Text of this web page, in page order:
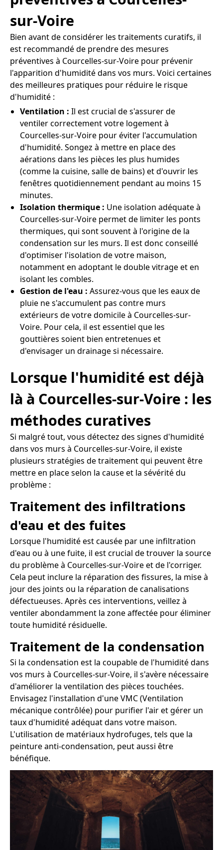
sur-Voire
Bien avant de considérer les traitements curatifs, il
est recommandé de prendre des mesures
préventives à Courcelles-sur-Voire pour prévenir
l'apparition d'humidité dans vos murs. Voici certaines
des meilleures pratiques pour réduire le risque
d'humidité :
Ventilation : Il est crucial de s'assurer de
ventiler correctement votre logement à
Courcelles-sur-Voire pour éviter l'accumulation
d'humidité. Songez à mettre en place des
aérations dans les pièces les plus humides
(comme la cuisine, salle de bains) et d'ouvrir les
fenêtres quotidiennement pendant au moins 15
minutes.
Isolation thermique : Une isolation adéquate à
Courcelles-sur-Voire permet de limiter les ponts
thermiques, qui sont souvent à l'origine de la
condensation sur les murs. Il est donc conseillé
d'optimiser l'isolation de votre maison,
notamment en adoptant le double vitrage et en
isolant les combles.
Gestion de l'eau : Assurez-vous que les eaux de
pluie ne s'accumulent pas contre murs
extérieurs de votre domicile à Courcelles-sur-
Voire. Pour cela, il est essentiel que les
gouttières soient bien entretenues et
d'envisager un drainage si nécessaire.
Lorsque l'humidité est déjà
là à Courcelles-sur-Voire : les
méthodes curatives
Si malgré tout, vous détectez des signes d'humidité
dans vos murs à Courcelles-sur-Voire, il existe
plusieurs stratégies de traitement qui peuvent être
mettre en place selon la cause et la sévérité du
problème :
Traitement des infiltrations
d'eau et des fuites
Lorsque l'humidité est causée par une infiltration
d'eau ou à une fuite, il est crucial de trouver la source
du problème à Courcelles-sur-Voire et de l'corriger.
Cela peut inclure la réparation des fissures, la mise à
jour des joints ou la réparation de canalisations
défectueuses. Après ces interventions, veillez à
ventiler abondamment la zone affectée pour éliminer
toute humidité résiduelle.
Traitement de la condensation
Si la condensation est la coupable de l'humidité dans
vos murs à Courcelles-sur-Voire, il s'avère nécessaire
d'améliorer la ventilation des pièces touchées.
Envisagez l'installation d'une VMC (Ventilation
mécanique contrôlée) pour purifier l'air et gérer un
taux d'humidité adéquat dans votre maison.
L'utilisation de matériaux hydrofuges, tels que la
peinture anti-condensation, peut aussi être
bénéfique.